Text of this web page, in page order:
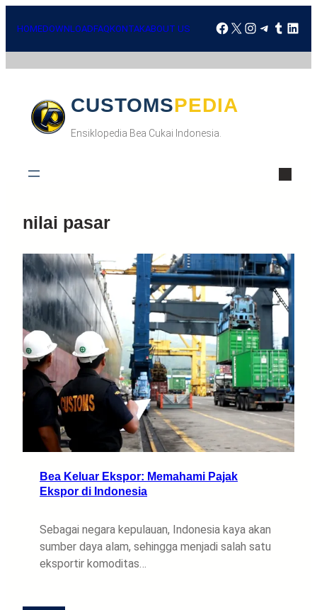
HOMEDOWNLOADFAQKONTAKABOUT US
CUSTOMSPEDIA
Ensiklopedia Bea Cukai Indonesia.
nilai pasar
Bea Keluar Ekspor: Memahami Pajak
Ekspor di Indonesia
Sebagai negara kepulauan, Indonesia kaya akan
sumber daya alam, sehingga menjadi salah satu
eksportir komoditas…